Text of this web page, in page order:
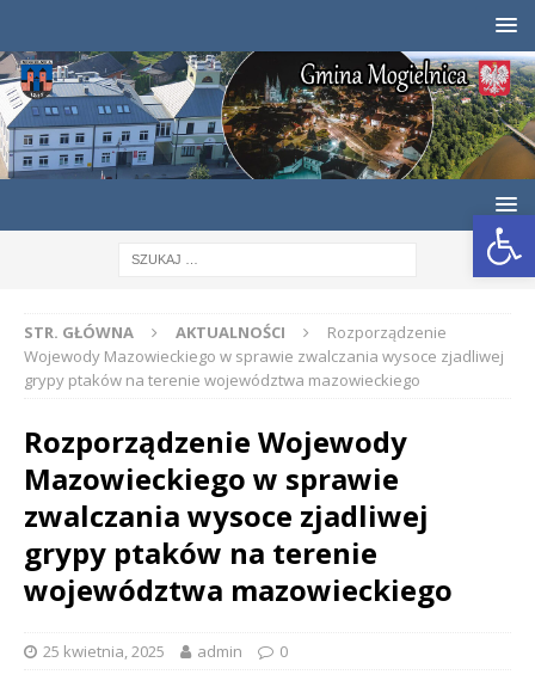
Otwórz pasek narzędzi
STR. GŁÓWNA AKTUALNOŚCI
Rozporządzenie
Wojewody Mazowieckiego w sprawie zwalczania wysoce zjadliwej
grypy ptaków na terenie województwa mazowieckiego
Rozporządzenie Wojewody
Mazowieckiego w sprawie
zwalczania wysoce zjadliwej
grypy ptaków na terenie
województwa mazowieckiego
25 kwietnia, 2025 admin 0